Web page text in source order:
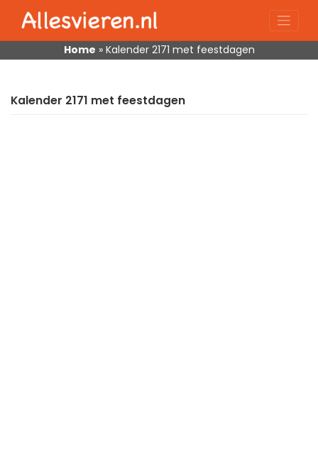
content
Home » Kalender 2171 met feestdagen
Kalender 2171 met feestdagen